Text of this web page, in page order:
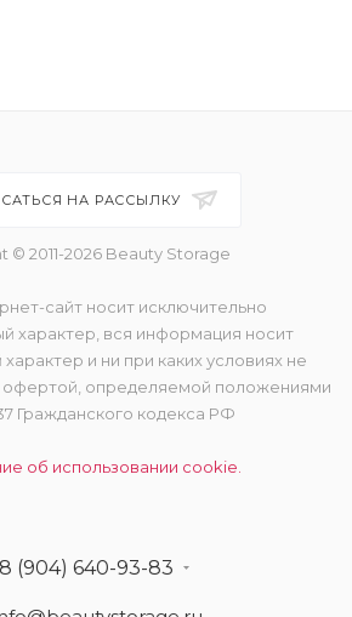
НА РАССЫЛКУ
© 2011-2026 Beauty Storage
сайт носит исключительно
характер, вся информация носит
и ни при каких условиях не
офертой, определяемой положениями
Гражданского кодекса РФ
об использовании cookie.
8 (904) 640-93-83